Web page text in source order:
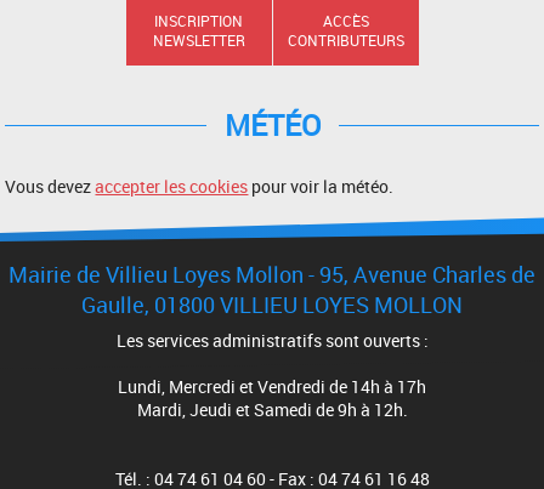
INSCRIPTION
NEWSLETTER
ACCÈS
CONTRIBUTEURS
MÉTÉO
Vous devezaccepter les cookies pour voir la météo.
Mairie de Villieu Loyes Mollon - 95, Avenue Charles de
Gaulle, 01800 VILLIEU LOYES MOLLON
Les services administratifs sont ouverts :
Lundi, Mercredi et Vendredi de 14h à 17h
Mardi, Jeudi et Samedi de 9h à 12h.
Tél. : 04 74 61 04 60 - Fax : 04 74 61 16 48